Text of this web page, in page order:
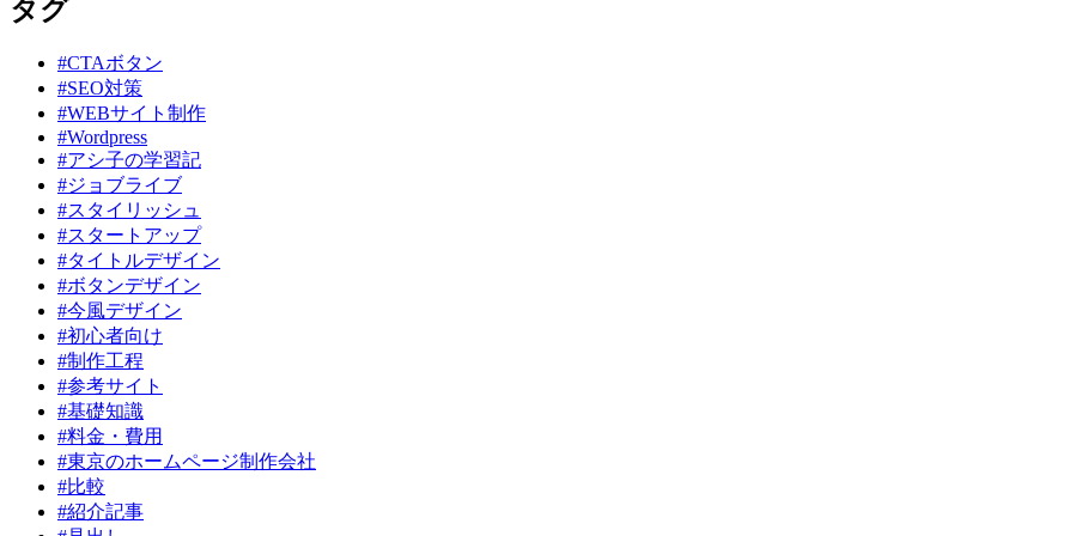
タグ
#CTAボタン
#SEO対策
#WEBサイト制作
#Wordpress
#アシ子の学習記
#ジョブライブ
#スタイリッシュ
#スタートアップ
#タイトルデザイン
#ボタンデザイン
#今風デザイン
#初心者向け
#制作工程
#参考サイト
#基礎知識
#料金・費用
#東京のホームページ制作会社
#比較
#紹介記事